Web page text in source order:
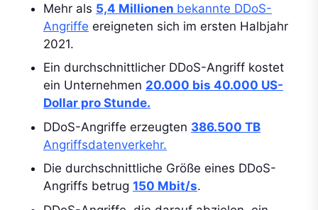
Mehr als 5,4 Millionen bekannte DDoS-
Angriffe ereigneten sich im ersten Halbjahr
2021.
Ein durchschnittlicher DDoS-Angriff kostet
ein Unternehmen 20.000 bis 40.000 US-
Dollar pro Stunde.
DDoS-Angriffe erzeugten 386.500 TB
Angriffsdatenverkehr.
Die durchschnittliche Größe eines DDoS-
Angriffs betrug 150 Mbit/s.